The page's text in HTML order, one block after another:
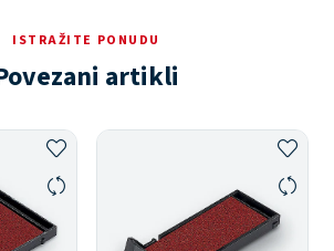
ISTRAŽITE PONUDU
artikli